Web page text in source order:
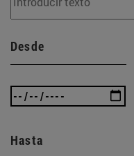
Desde
Hasta